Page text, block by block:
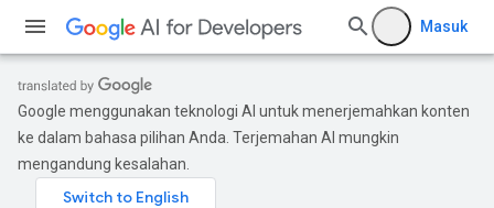
Masuk
Google menggunakan teknologi AI untuk menerjemahkan konten
ke dalam bahasa pilihan Anda. Terjemahan AI mungkin
mengandung kesalahan.